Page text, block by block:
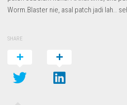
Worm.Blaster nie, asal patch jadi lah..
SHARE